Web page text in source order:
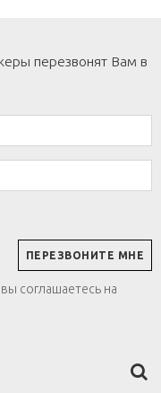
перезвонят Вам в
соглашаетесь на